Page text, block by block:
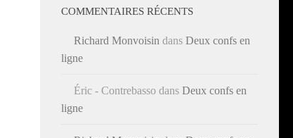
COMMENTAIRES RÉCENTS
Richard Monvoisin dans Deux confs en
ligne
Éric - Contrebasso dans Deux confs en
ligne